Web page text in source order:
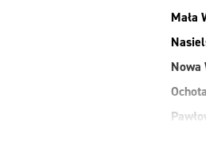
Mała
Nowa